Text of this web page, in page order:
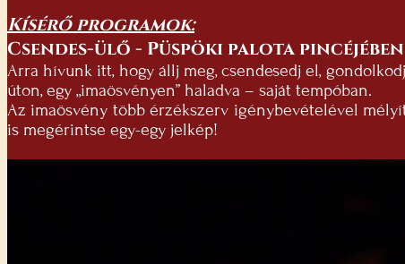
Kísérő programok:
Csendes-ülő - Püspöki palota
Arra hívunk itt, hogy állj meg, csendesedj el,
úton, egy „imaösvényen” haladva – saját tempóban.
Az imaösvény több érzékszerv igénybevételével
is megérintse egy-egy jelkép!